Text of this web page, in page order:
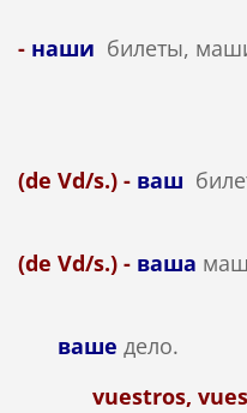
-наши билеты,
(de Vd/s.) -ваш
(de Vd/s.) - вашa
ваше делo.
vuestros,